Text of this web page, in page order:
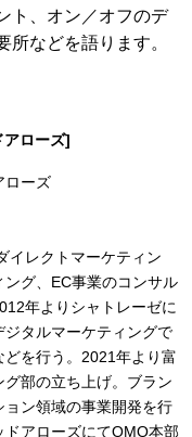
ト、オン／オフのデ
などを語ります。
ローズ]
ローズ
イレクトマーケティン
グ、EC事業のコンサル
年よりシャトレーゼに
タルマーケティングで
を行う。2021年より富
部の立ち上げ。ブラン
ョン領域の事業開発を行
ドアローズにてOMO本部